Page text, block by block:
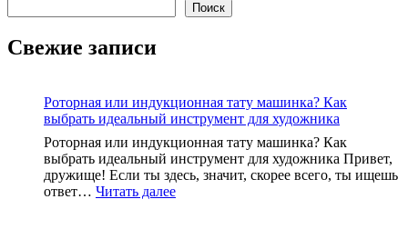
Поиск
Свежие записи
Роторная или индукционная тату машинка? Как
выбрать идеальный инструмент для художника
Роторная или индукционная тату машинка? Как
выбрать идеальный инструмент для художника Привет,
дружище! Если ты здесь, значит, скорее всего, ты ищешь
ответ… Читать далее: